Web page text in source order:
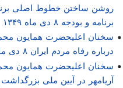
روشن ساختن خطوط اصلی
برنامه و بودجه ۸ دی ماه ۱۳۴۹
سخنان اعلیحضرت همایون
درباره رفاه مردم ایران ۸ دی ماه ۱۳۴۹ کوچی تازی
سخنان اعلیحضرت همایون
آریامهر در آیین ملی